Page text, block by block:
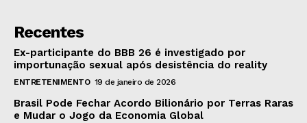
Recentes
Ex-participante do BBB 26 é investigado por
importunação sexual após desistência do reality
ENTRETENIMENTO 19 de janeiro de 2026
Brasil Pode Fechar Acordo Bilionário por Terras Raras
e Mudar o Jogo da Economia Global